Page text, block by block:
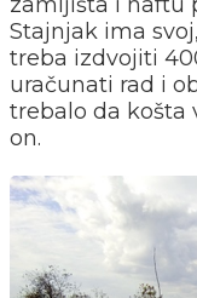
Stajnjak ima
treba izdvojiti
uračunati rad i
trebalo da košta
on.